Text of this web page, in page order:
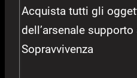
Acquista tutti gli
dell’arsenale supporto
Sopravvivenza